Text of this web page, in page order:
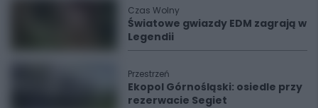
Czas Wolny
Światowe gwiazdy EDM zagrają w
Legendii
Przestrzeń
Ekopol Górnośląski: osiedle przy
rezerwacie Segiet